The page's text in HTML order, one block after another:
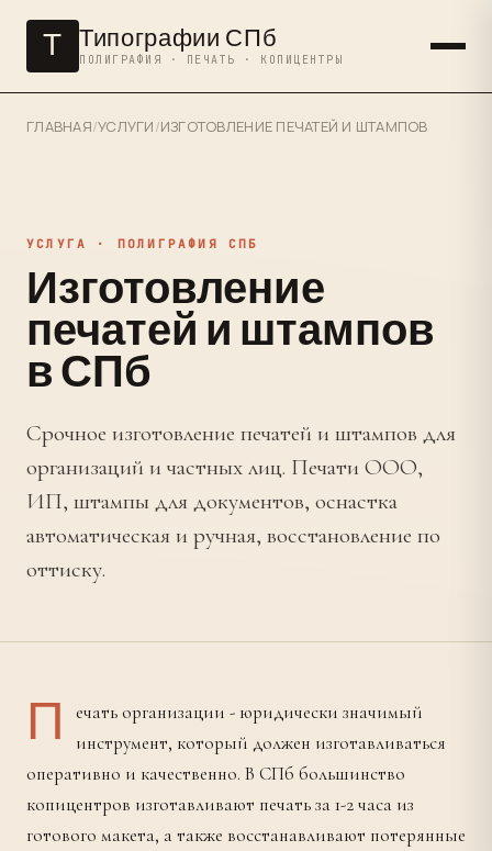
Т Типографии СПб
ПОЛИГРАФИЯ · ПЕЧАТЬ · КОПИЦЕНТРЫ
ГЛАВНАЯ/УСЛУГИ/ИЗГОТОВЛЕНИЕ ПЕЧАТЕЙ И ШТАМПОВ
УСЛУГА · ПОЛИГРАФИЯ СПБ
Изготовление
печатей и штампов
в СПб
Срочное изготовление печатей и штампов для
организаций и частных лиц. Печати ООО,
ИП, штампы для документов, оснастка
автоматическая и ручная, восстановление по
оттиску.
П
ечать организации - юридически значимый
инструмент, который должен изготавливаться
оперативно и качественно. В СПб большинство
копицентров изготавливают печать за 1-2 часа из
готового макета, а также восстанавливают потерянные